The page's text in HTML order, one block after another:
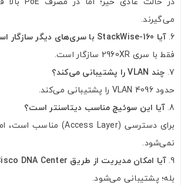
می‌گیرند.
آیا StackWise-160 با سری‌های دیگر سازگار است؟
فقط با سری 2960XR سازگار است.
چند VLAN را پشتیبانی می‌کند؟
حدود 4096 VLAN را پشتیبانی می‌کند.
آیا این سوئیچ مناسب دیتاسنتر است؟
نمی‌شود.
آیا امکان مدیریت از طریق Cisco DNA Center وجود دارد؟
بله؛ پشتیبانی می‌شود.